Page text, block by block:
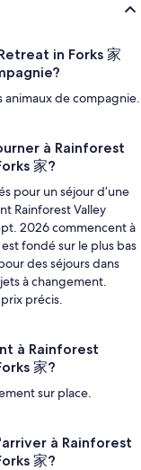
in Forks 家
animaux de compagnie.
à Rainforest
家?
pour un séjour d’une
Rainforest Valley
2026 commencent à
fondé sur le plus bas
des séjours dans
à changement.
précis.
à Rainforest
家?
sur place.
à Rainforest
家?